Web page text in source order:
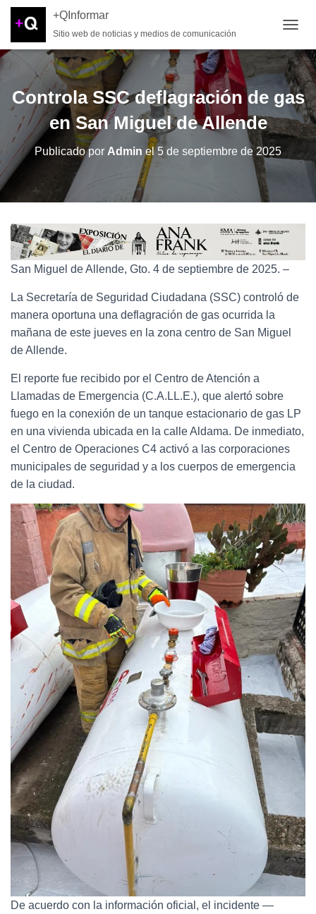
+QInformar
Sitio web de noticias y medios de comunicación
Controla SSC deflagración de gas
en San Miguel de Allende
Publicado por Admin el5 de septiembre de 2025
San Miguel de Allende, Gto. 4 de septiembre de 2025. –
La Secretaría de Seguridad Ciudadana (SSC) controló de
manera oportuna una deflagración de gas ocurrida la
mañana de este jueves en la zona centro de San Miguel
de Allende.
El reporte fue recibido por el Centro de Atención a
Llamadas de Emergencia (C.A.LL.E.), que alertó sobre
fuego en la conexión de un tanque estacionario de gas LP
en una vivienda ubicada en la calle Aldama. De inmediato,
el Centro de Operaciones C4 activó a las corporaciones
municipales de seguridad y a los cuerpos de emergencia
de la ciudad.
De acuerdo con la información oficial, el incidente —